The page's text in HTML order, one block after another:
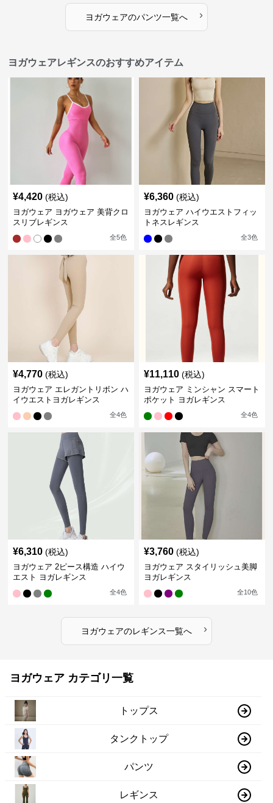
ヨガウェアのパンツ一覧へ ›
ヨガウェアレギンスのおすすめアイテム
¥4,420 (税込)
ヨガウェア ヨガウェア 美背クロ
スリブレギンス
全5色
¥6,360 (税込)
ヨガウェア ハイウエストフィッ
トネスレギンス
全3色
¥4,770 (税込)
ヨガウェア エレガントリボン ハ
イウエストヨガレギンス
全4色
¥11,110 (税込)
ヨガウェア ミンシャン スマート
ポケット ヨガレギンス
全4色
¥6,310 (税込)
ヨガウェア 2ピース構造 ハイウ
エスト ヨガレギンス
全4色
¥3,760 (税込)
ヨガウェア スタイリッシュ美脚
ヨガレギンス
全10色
ヨガウェアのレギンス一覧へ ›
ヨガウェア カテゴリ一覧
トップス
タンクトップ
パンツ
レギンス